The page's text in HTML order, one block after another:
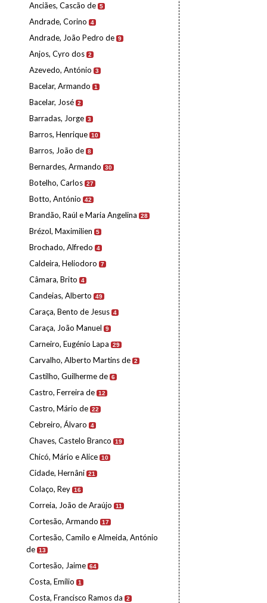
Anciães, Cascão de 5
Andrade, Corino 4
Andrade, João Pedro de 9
Anjos, Cyro dos 2
Azevedo, António 3
Bacelar, Armando 1
Bacelar, José 2
Barradas, Jorge 3
Barros, Henrique 10
Barros, João de 8
Bernardes, Armando 30
Botelho, Carlos 27
Botto, António 42
Brandão, Raúl e Maria Angelina 28
Brézol, Maximilien 5
Brochado, Alfredo 4
Caldeira, Heliodoro 7
Câmara, Brito 4
Candeias, Alberto 49
Caraça, Bento de Jesus 4
Caraça, João Manuel 9
Carneiro, Eugénio Lapa 29
Carvalho, Alberto Martins de 2
Castilho, Guilherme de 6
Castro, Ferreira de 12
Castro, Mário de 22
Cebreiro, Álvaro 4
Chaves, Castelo Branco 19
Chicó, Mário e Alice 10
Cidade, Hernâni 21
Colaço, Rey 16
Correia, João de Araújo 11
Cortesão, Armando 17
Cortesão, Camilo e Almeida, António
de 13
Cortesão, Jaime 64
Costa, Emílio 1
Costa, Francisco Ramos da 2